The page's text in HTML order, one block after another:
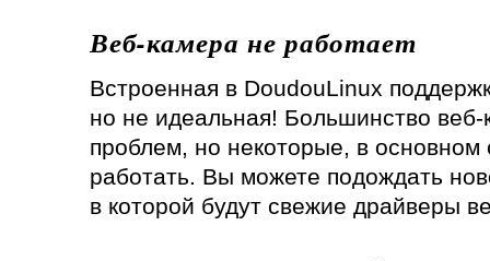
Веб-камера не работает
Встроенная в DoudouLinux
но не идеальная! Большинство веб-
проблем, но некоторые, в
работать. Вы можете подождать
в которой будут свежие драйверы